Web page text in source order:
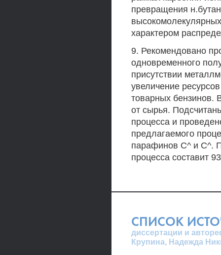
превращения
характером
9. Рекомендовано
одновременного
присутствии
увеличение
товарных бензинов.
от сырья.
процесса и
предлагаемого
парафинов С^ и С^.
процесса составит
СПИСОК
диссертации и
Крупина, Надежда